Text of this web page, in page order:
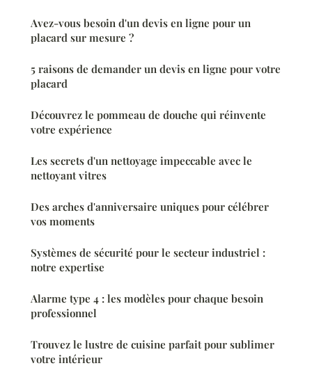
Avez-vous besoin d'un devis en ligne pour un
placard sur mesure ?
5 raisons de demander un devis en ligne pour votre
placard
Découvrez le pommeau de douche qui réinvente
votre expérience
Les secrets d'un nettoyage impeccable avec le
nettoyant vitres
Des arches d'anniversaire uniques pour célébrer
vos moments
Systèmes de sécurité pour le secteur industriel :
notre expertise
Alarme type 4 : les modèles pour chaque besoin
professionnel
Trouvez le lustre de cuisine parfait pour sublimer
votre intérieur